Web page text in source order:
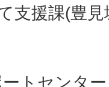
支援課(豊
トセンタ